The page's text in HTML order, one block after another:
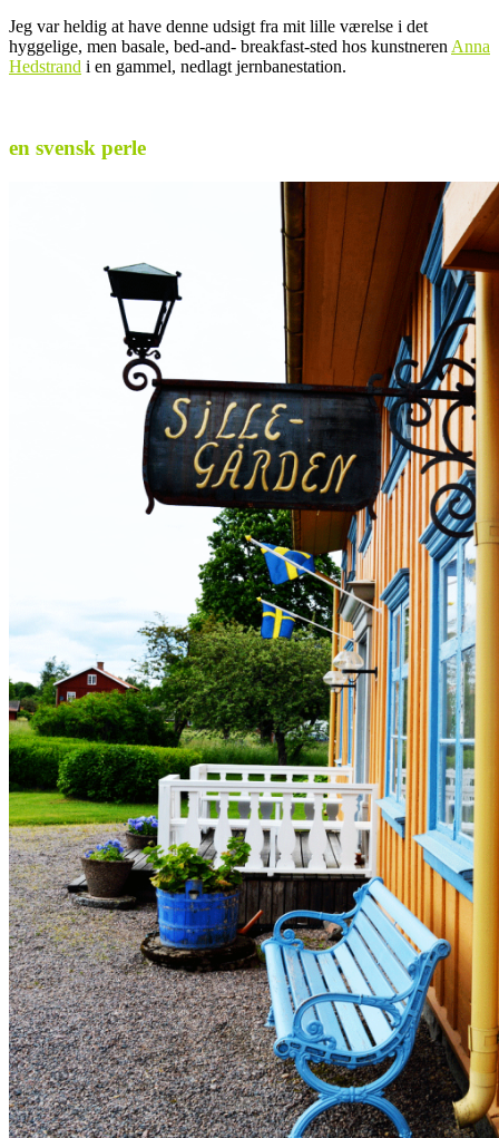
Jeg var heldig at have denne udsigt fra mit lille værelse i det
hyggelige, men basale, bed-and- breakfast-sted hos kunstneren Anna
Hedstrand i en gammel, nedlagt jernbanestation.
en svensk perle